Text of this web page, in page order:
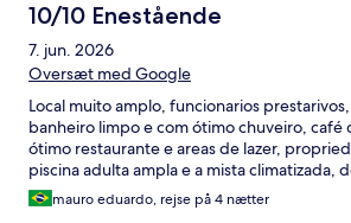
10/10 Enestående
7. jun. 2026
Oversæt med Google
Local muito amplo, funcionarios
banheiro limpo e com ótimo chuveiro, café
ótimo restaurante e areas de lazer,
piscina adulta ampla e a mista climatizada,
mauro eduardo, rejse på 4 nætter